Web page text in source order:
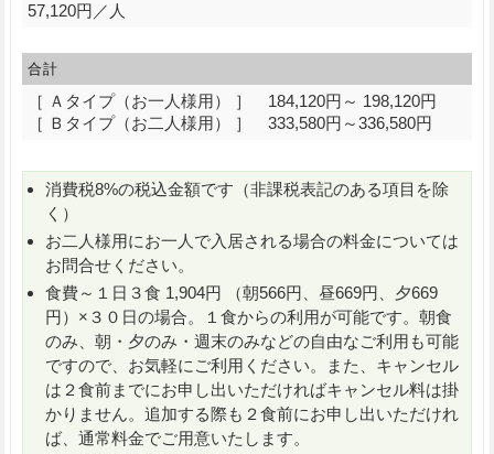
57,120円／人
合計
［ Ａタイプ（お一人様用） ］ 184,120円～ 198,120円
［ Ｂタイプ（お二人様用） ］ 333,580円～336,580円
消費税8%の税込金額です（非課税表記のある項目を除
く）
お二人様用にお一人で入居される場合の料金については
お問合せください。
食費～１日３食 1,904円 （朝566円、昼669円、夕669
円）×３０日の場合。１食からの利用が可能です。朝食
のみ、朝・夕のみ・週末のみなどの自由なご利用も可能
ですので、お気軽にご利用ください。また、キャンセル
は２食前までにお申し出いただければキャンセル料は掛
かりません。追加する際も２食前にお申し出いただけれ
ば、通常料金でご用意いたします。